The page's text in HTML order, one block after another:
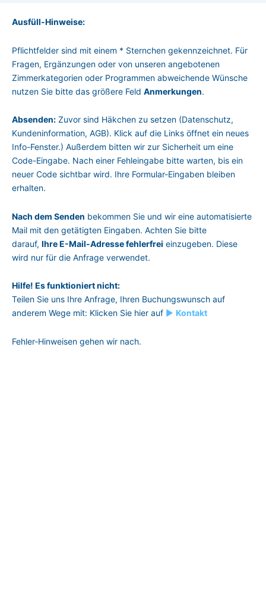
m
Ausfüll-Hinweise:
Pflichtfelder sind mit einem * Sternchen gekennzeichnet. Für
Fragen, Ergänzungen oder von unseren angebotenen
Zimmerkategorien oder Programmen abweichende Wünsche
nutzen Sie bitte das größere Feld An­mer­kun­gen.
Absenden: Zuvor sind Häk­chen zu setzen (Datenschutz,
Kunden­information, AGB). Klick auf die Links öffnet ein neues
Info-Fenster.) Außerdem bitten wir zur Sicher­heit um eine
Code-Eingabe. Nach einer Fehleingabe bitte warten, bis ein
neuer Code sichtbar wird. Ihre Formular-Eingaben bleiben
erhalten.
Nach dem Senden bekommen Sie und wir eine automatisierte
Mail mit den getätigten Eingaben. Achten Sie bitte
darauf, Ihre E-Mail-Adresse fehlerfrei einzugeben. Diese
wird nur für die Anfrage verwendet.
Hilfe! Es funktioniert nicht:
Teilen Sie uns Ihre Anfrage, Ihren Buchungs­wunsch auf
anderem Wege mit: Klicken Sie hier auf ► Kontakt
Fehler-Hinweisen gehen wir nach.